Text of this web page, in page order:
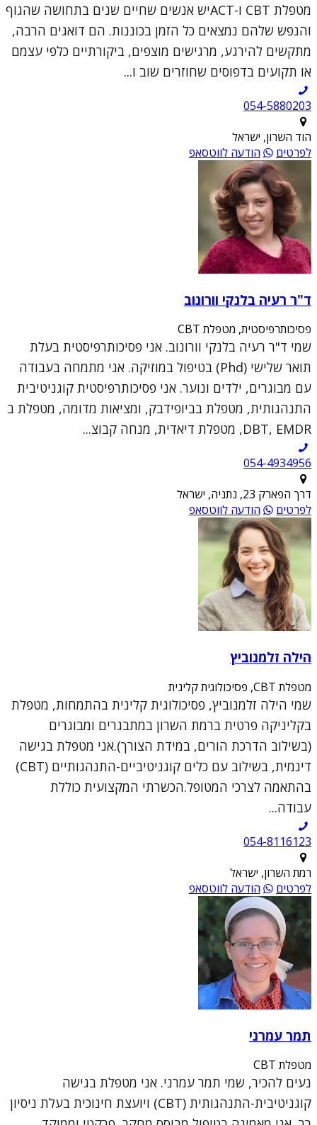
מטפלת CBT ו-ACTיש אנשים שחיים שנים בתחושה שהגוף
והנפש שלהם נמצאים כל הזמן בכוננות. הם דואגים הרבה,
מתקשים להירגע, מרגישים מוצפים, ביקורתיים כלפי עצמם
או תקועים בדפוסים שחוזרים שוב ו...
054-5880203
הוד השרון, ישראל
לפרטים
הודעה לווטסאפ
ד"ר רעיה בלנקי וורונוב
פסיכותרפיסטית, מטפלת CBT
שמי ד"ר רעיה בלנקי וורונוב. אני פסיכותרפיסטית בעלת
תואר שלישי (Phd) בטיפול במוזיקה. אני מתמחה בעבודה
עם מבוגרים, ילדים ונוער. אני פסיכותרפיסטית קוגניטיבית
התנהגותית, מטפלת בביופידבק, ומציאות מדומה, מטפלת ב
DBT, EMDR, מטפלת דיאדית, מנחה קבוצ...
054-4934956
דרך הפארק 23, נתניה, ישראל
לפרטים
הודעה לווטסאפ
הילה זלמנוביץ
מטפלת CBT, פסיכולוגית קלינית
שמי הילה זלמנוביץ, פסיכולוגית קלינית בהתמחות, מטפלת
בקליניקה פרטית ברמת השרון במתבגרים ומבוגרים
(בשילוב הדרכת הורים, במידת הצורך).אני מטפלת בגישה
דינמית, בשילוב עם כלים קוגניטיביים-התנהגותיים (CBT)
בהתאמה לצרכי המטופל.הכשרתי המקצועית כוללת
עבודה...
054-8116123
רמת השרון, ישראל
לפרטים
הודעה לווטסאפ
תמר עמרני
מטפלת CBT
נעים להכיר, שמי תמר עמרני. אני מטפלת בגישה
קוגניטיבית-התנהגותית (CBT) ויועצת חינוכית בעלת ניסיון